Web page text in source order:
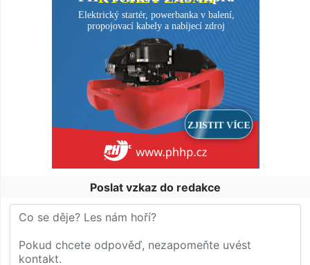
Poslat vzkaz do redakce